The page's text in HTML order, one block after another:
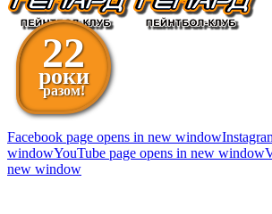
22
роки
разом!
Facebook page opens in new window
windowYouTube page opens in new window
new window